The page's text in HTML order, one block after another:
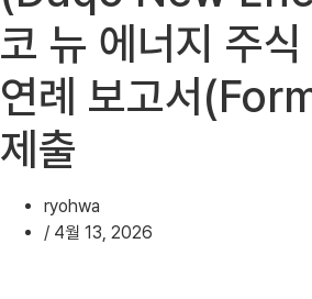
코 뉴 에너지 주
연례 보고서
제출
ryohwa
/ 4월 13, 2026